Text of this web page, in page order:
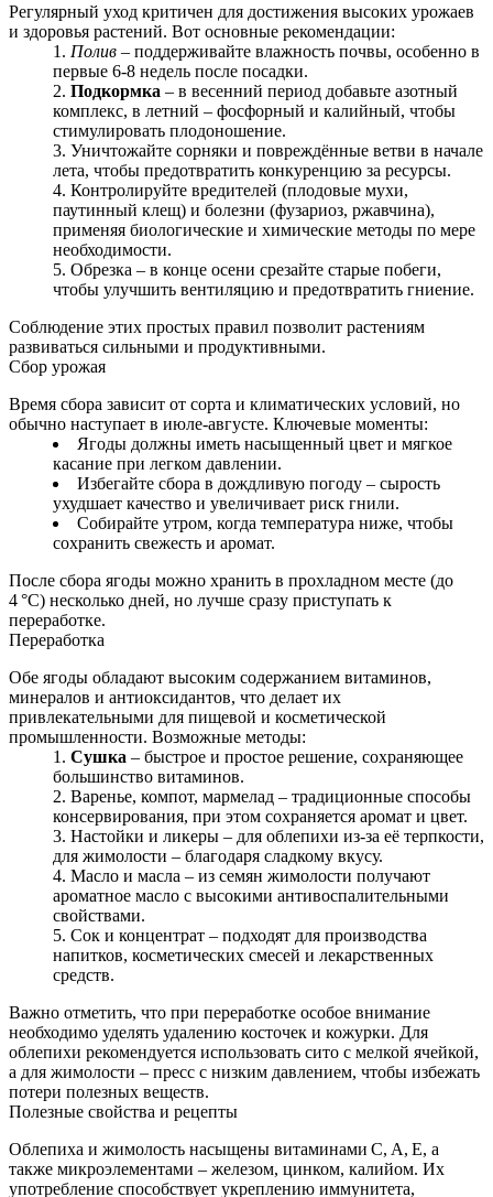
Регулярный уход критичен для достижения высоких урожаев
и здоровья растений. Вот основные рекомендации:
Полив – поддерживайте влажность почвы, особенно в
первые 6‑8 недель после посадки.
Подкормка – в весенний период добавьте азотный
комплекс, в летний – фосфорный и калийный, чтобы
стимулировать плодоношение.
Уничтожайте сорняки и повреждённые ветви в начале
лета, чтобы предотвратить конкуренцию за ресурсы.
Контролируйте вредителей (плодовые мухи,
паутинный клещ) и болезни (фузариоз, ржавчина),
применяя биологические и химические методы по мере
необходимости.
Обрезка – в конце осени срезайте старые побеги,
чтобы улучшить вентиляцию и предотвратить гниение.
Соблюдение этих простых правил позволит растениям
развиваться сильными и продуктивными.
Сбор урожая
Время сбора зависит от сорта и климатических условий, но
обычно наступает в июле‑августе. Ключевые моменты:
Ягоды должны иметь насыщенный цвет и мягкое
касание при легком давлении.
Избегайте сбора в дождливую погоду – сырость
ухудшает качество и увеличивает риск гнили.
Собирайте утром, когда температура ниже, чтобы
сохранить свежесть и аромат.
После сбора ягоды можно хранить в прохладном месте (до
4 °C) несколько дней, но лучше сразу приступать к
переработке.
Переработка
Обе ягоды обладают высоким содержанием витаминов,
минералов и антиоксидантов, что делает их
привлекательными для пищевой и косметической
промышленности. Возможные методы:
Сушка – быстрое и простое решение, сохраняющее
большинство витаминов.
Варенье, компот, мармелад – традиционные способы
консервирования, при этом сохраняется аромат и цвет.
Настойки и ликеры – для облепихи из-за её терпкости,
для жимолости – благодаря сладкому вкусу.
Масло и масла – из семян жимолости получают
ароматное масло с высокими антивоспалительными
свойствами.
Сок и концентрат – подходят для производства
напитков, косметических смесей и лекарственных
средств.
Важно отметить, что при переработке особое внимание
необходимо уделять удалению косточек и кожурки. Для
облепихи рекомендуется использовать сито с мелкой ячейкой,
а для жимолости – пресс с низким давлением, чтобы избежать
потери полезных веществ.
Полезные свойства и рецепты
Облепиха и жимолость насыщены витаминами C, A, E, а
также микроэлементами – железом, цинком, калийом. Их
употребление способствует укреплению иммунитета,